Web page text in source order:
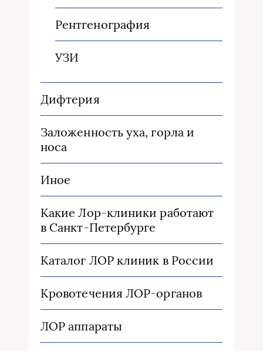
Рентгенография
УЗИ
Дифтерия
Заложенность уха, горла и
носа
Иное
Какие Лор-клиники работают
в Санкт-Петербурге
Каталог ЛОР клиник в России
Кровотечения ЛОР-органов
ЛОР аппараты